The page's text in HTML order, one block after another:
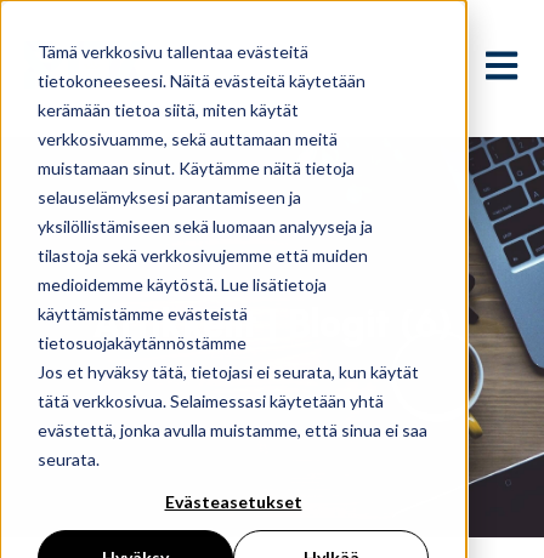
Tämä verkkosivu tallentaa evästeitä
tietokoneeseesi. Näitä evästeitä käytetään
kerämään tietoa siitä, miten käytät
verkkosivuamme, sekä auttamaan meitä
muistamaan sinut. Käytämme näitä tietoja
selauselämyksesi parantamiseen ja
yksilöllistämiseen sekä luomaan analyyseja ja
tilastoja sekä verkkosivujemme että muiden
medioidemme käytöstä. Lue lisätietoja
käyttämistämme evästeistä
tietosuojakäytännöstämme
Jos et hyväksy tätä, tietojasi ei seurata, kun käytät
tätä verkkosivua. Selaimessasi käytetään yhtä
evästettä, jonka avulla muistamme, että sinua ei saa
seurata.
Evästeasetukset
Avaa
Artikkelit | Blogit (6)